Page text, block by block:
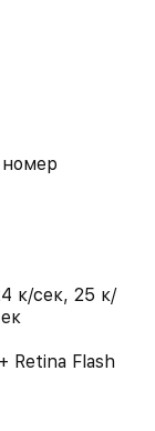
к/сек, 25 к/
Retina Flash